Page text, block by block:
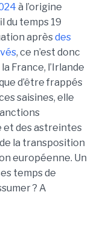
à l’origine
du temps 19
aprèsdes
, ce n’est donc
France, l’Irlande
d’être frappés
saisines, elle
et des astreintes
la transposition
européenne. Un
temps de
? A